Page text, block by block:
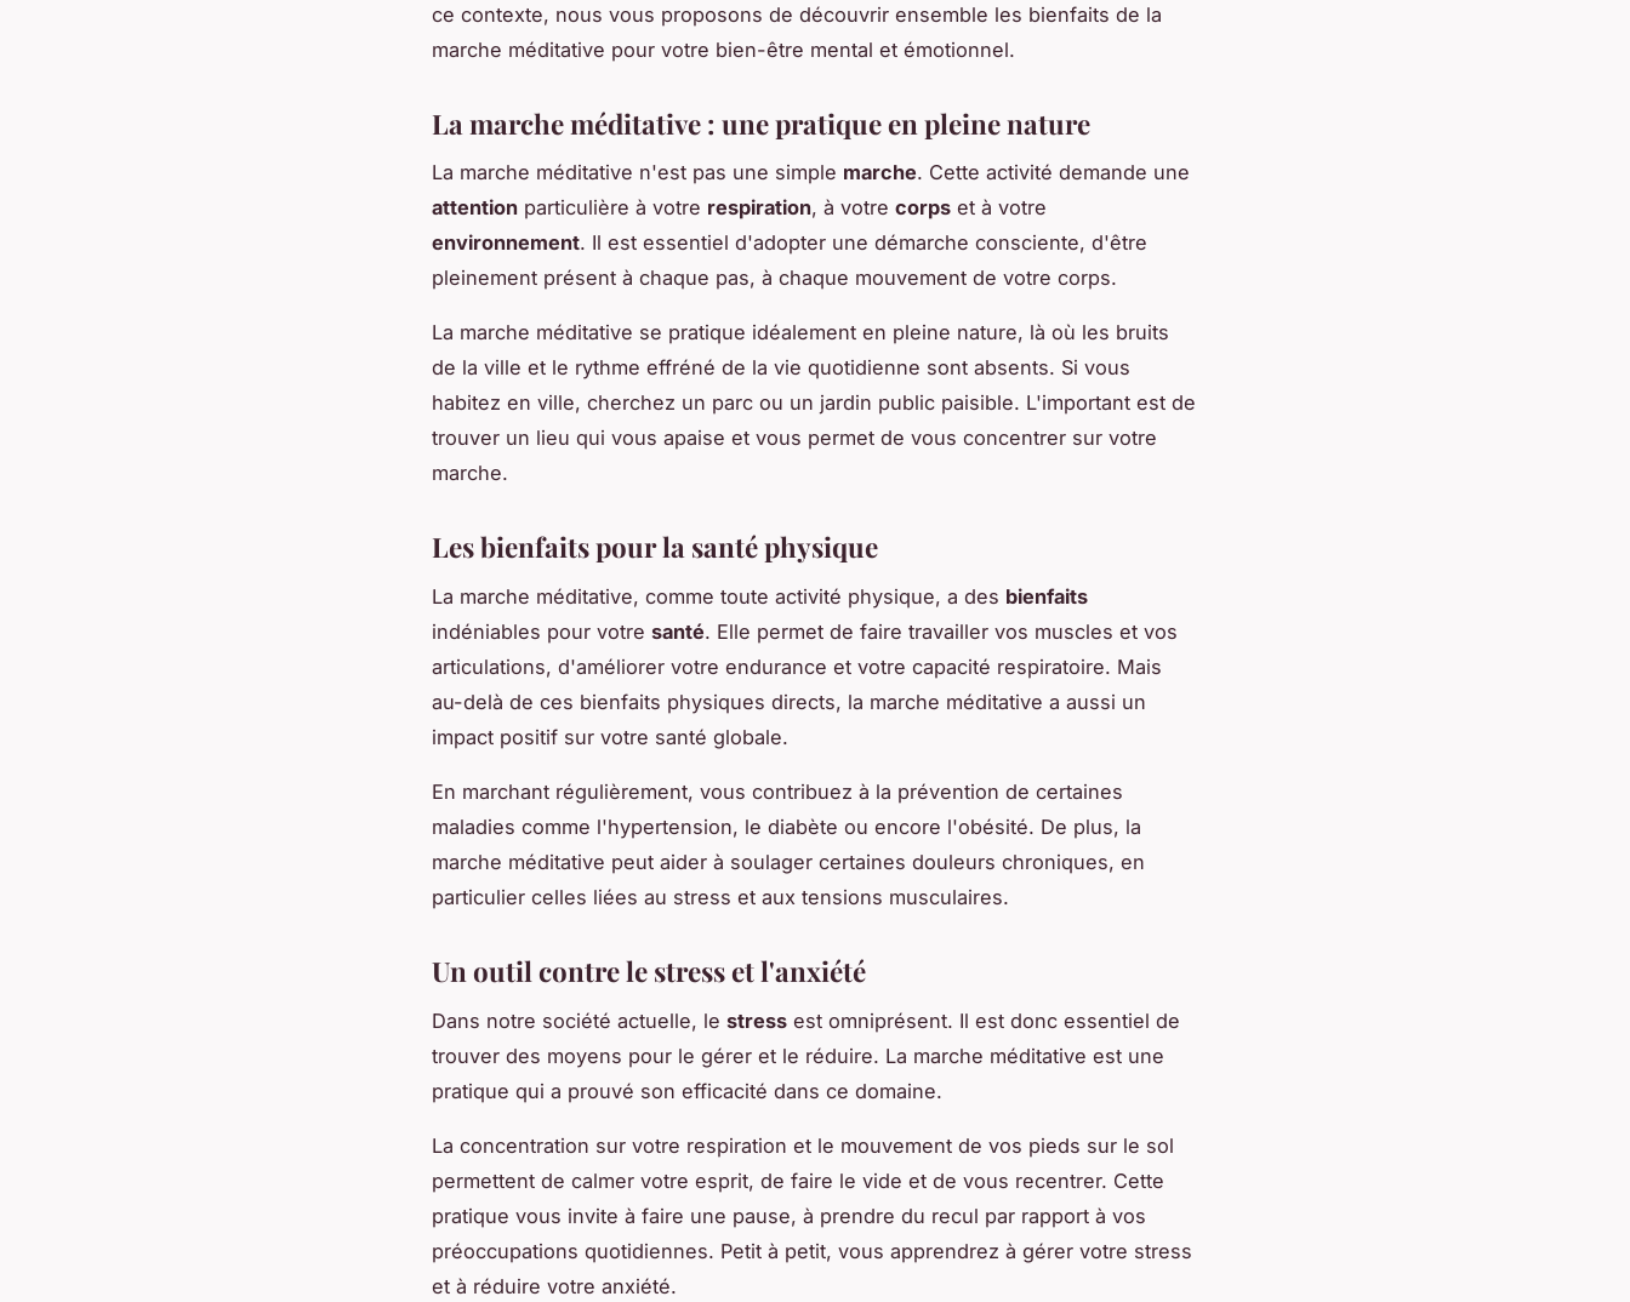
ce contexte, nous vous proposons de découvrir ensemble les bienfaits de la
marche méditative pour votre bien-être mental et émotionnel.
La marche méditative : une pratique en pleine nature
La marche méditative n'est pas une simple marche. Cette activité demande une
attention particulière à votre respiration, à votre corps et à votre
environnement. Il est essentiel d'adopter une démarche consciente, d'être
pleinement présent à chaque pas, à chaque mouvement de votre corps.
La marche méditative se pratique idéalement en pleine nature, là où les bruits
de la ville et le rythme effréné de la vie quotidienne sont absents. Si vous
habitez en ville, cherchez un parc ou un jardin public paisible. L'important est de
trouver un lieu qui vous apaise et vous permet de vous concentrer sur votre
marche.
Les bienfaits pour la santé physique
La marche méditative, comme toute activité physique, a des bienfaits
indéniables pour votre santé. Elle permet de faire travailler vos muscles et vos
articulations, d'améliorer votre endurance et votre capacité respiratoire. Mais
au-delà de ces bienfaits physiques directs, la marche méditative a aussi un
impact positif sur votre santé globale.
En marchant régulièrement, vous contribuez à la prévention de certaines
maladies comme l'hypertension, le diabète ou encore l'obésité. De plus, la
marche méditative peut aider à soulager certaines douleurs chroniques, en
particulier celles liées au stress et aux tensions musculaires.
Un outil contre le stress et l'anxiété
Dans notre société actuelle, le stress est omniprésent. Il est donc essentiel de
trouver des moyens pour le gérer et le réduire. La marche méditative est une
pratique qui a prouvé son efficacité dans ce domaine.
La concentration sur votre respiration et le mouvement de vos pieds sur le sol
permettent de calmer votre esprit, de faire le vide et de vous recentrer. Cette
pratique vous invite à faire une pause, à prendre du recul par rapport à vos
préoccupations quotidiennes. Petit à petit, vous apprendrez à gérer votre stress
et à réduire votre anxiété.